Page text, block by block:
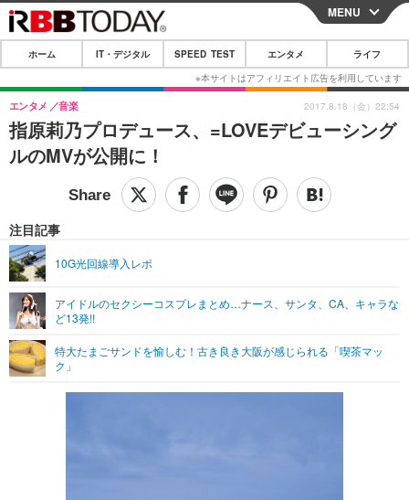
CLOSE
ホーム
IT・デジタル
IT・デジタルTOP スマートフォン
ショッピング その他
SPEED TEST
エンタメTOP 映画・ドラマ
グラビア
ショッピング その他
ライフTOP
その他
リリース一覧
プッシュ通知の停止方法
MENU
ホーム IT・デジタル SPEED TEST エンタメ ライフ
指原莉乃プロデュース、=LOVEデビューシング
ルのMVが公開に！
エンタメ 音楽
注目記事
10G光回線導入レポ
アイドルのセクシーコスプレまとめ…ナース、サンタ、CA、キャラな
ど13発!!
特大たまごサンドを愉しむ！古き良き大阪が感じられる「喫茶マッ
ク」
2017.8.18（金）22:54